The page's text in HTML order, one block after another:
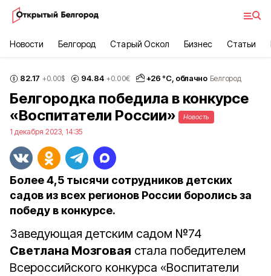
Новости Белгород Старый Оскол Бизнес Статьи
82.17 +0.00$ 94.84 +0.00€ +26 °С, облачно Белгород
Белгородка победила в конкурсе
«Воспитатели России»
Новость
1 декабря 2023, 14:35
Более 4,5 тысячи сотрудников детских
садов из всех регионов России боролись за
победу в конкурсе.
Заведующая детским садом №74
Светлана Мозговая стала победителем
Всероссийского конкурса «Воспитатели